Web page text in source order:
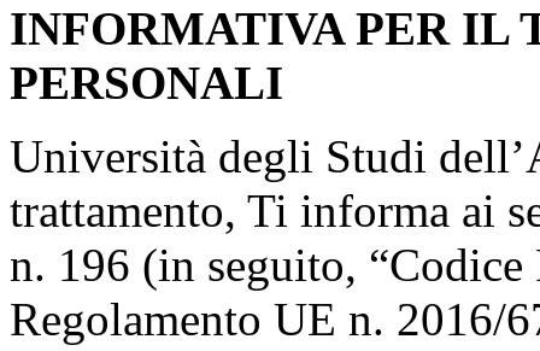
INFORMATIVA PER IL
PERSONALI
Università degli Studi
trattamento, Ti informa ai
n. 196 (in seguito, “Codice
Regolamento UE n. 2016/